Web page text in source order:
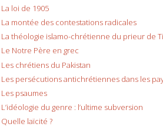
La loi de 1905
La montée des contestations radicales
La théologie islamo-chrétienne du prieur de
Le Notre Père en grec
Les chrétiens du Pakistan
Les persécutions antichrétiennes dans les
Les psaumes
L’idéologie du genre : l’ultime subversion
Quelle laïcité ?